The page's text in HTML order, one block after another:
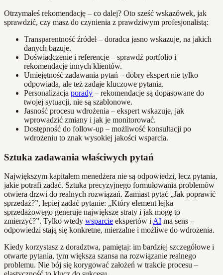
Otrzymałeś rekomendację – co dalej? Oto sześć wskazówek, jak
sprawdzić, czy masz do czynienia z prawdziwym profesjonalistą:
Transparentność źródeł – doradca jasno wskazuje, na jakich
danych bazuje.
Doświadczenie i referencje – sprawdź portfolio i
rekomendacje innych klientów.
Umiejętność zadawania pytań – dobry ekspert nie tylko
odpowiada, ale też zadaje kluczowe pytania.
Personalizacja porady – rekomendacje są dopasowane do
twojej sytuacji, nie są szablonowe.
Jasność procesu wdrożenia – ekspert wskazuje, jak
wprowadzić zmiany i jak je monitorować.
Dostępność do follow-up – możliwość konsultacji po
wdrożeniu to znak wysokiej jakości wsparcia.
Sztuka zadawania właściwych pytań
Największym kapitałem menedżera nie są odpowiedzi, lecz pytania,
jakie potrafi zadać. Sztuka precyzyjnego formułowania problemów
otwiera drzwi do realnych rozwiązań. Zamiast pytać „Jak poprawić
sprzedaż?”, lepiej zadać pytanie: „Który element lejka
sprzedażowego generuje największe straty i jak mogę to
zmierzyć?”. Tylko wtedy wsparcie ekspertów iAI ma sens –
odpowiedzi stają się konkretne, mierzalne i możliwe do wdrożenia.
Kiedy korzystasz z doradztwa, pamiętaj: im bardziej szczegółowe i
otwarte pytania, tym większa szansa na rozwiązanie realnego
problemu. Nie bój się korygować założeń w trakcie procesu –